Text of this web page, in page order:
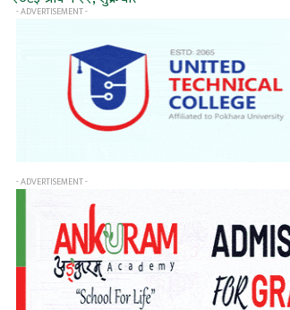
- ADVERTISEMENT -
- ADVERTISEMENT -